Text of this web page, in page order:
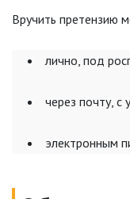
Вручить претензию
лично, под
через почту, с
электронным